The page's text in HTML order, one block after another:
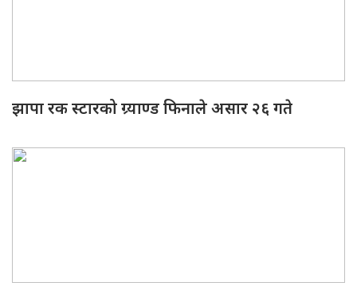
झापा रक स्टारको ग्र्याण्ड फिनाले असार २६ गते